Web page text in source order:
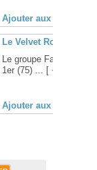
Ajouter aux favoris
Le Velvet Room –
Le groupe Facebook
1er (75) ... [ +
Ajouter aux favoris